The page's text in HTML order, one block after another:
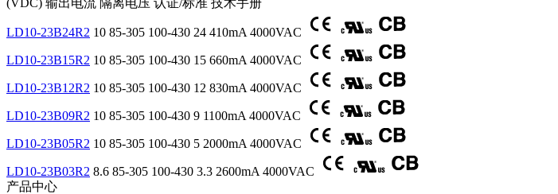
LD10-23B24R2 10 85-305 100-430 24 410mA 4000VAC
LD10-23B15R2 10 85-305 100-430 15 660mA 4000VAC
LD10-23B12R2 10 85-305 100-430 12 830mA 4000VAC
LD10-23B09R2 10 85-305 100-430 9 1100mA 4000VAC
LD10-23B05R2 10 85-305 100-430 5 2000mA 4000VAC
LD10-23B03R2 8.6 85-305 100-430 3.3 2600mA 4000VAC
产品中心